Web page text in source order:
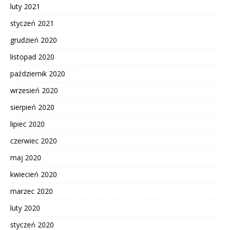
luty 2021
styczeń 2021
grudzień 2020
listopad 2020
październik 2020
wrzesień 2020
sierpień 2020
lipiec 2020
czerwiec 2020
maj 2020
kwiecień 2020
marzec 2020
luty 2020
styczeń 2020